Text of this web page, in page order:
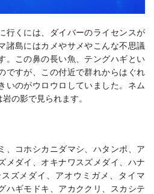
行くには、ダイバーのライセンスが
諸島にはカメやサメやこんな不思議
。この鼻の長い魚、テングハギとい
ですが、この付近で群れからはぐれ
いのがウロウロしていました。ネム
の影で見られます。
、コホシカニダマシ、ハタンポ、ア
メダイ、オキナワスズメダイ、ハナ
ズメダイ、アオウミガメ、タイマ
ハギモドキ、アカククリ、スカシテ